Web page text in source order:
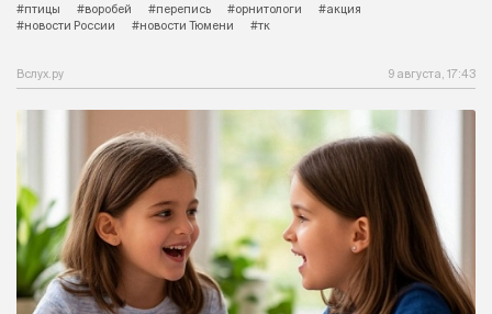
#птицы
#воробей #перепись #орнитологи
#акция
#новости России
#новости Тюмени #тк
Вслух.ру 9 августа, 17:43